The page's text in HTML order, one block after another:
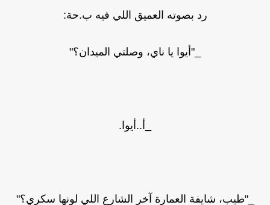
رد بصوته العميق اللي فيه ب.حة:
_"أيوا يا ناي، وصلتي الميدان؟"
_أ..أيوا.
_"طيب، شايفة العمارة آخر الشارع اللي لونها سكري؟"